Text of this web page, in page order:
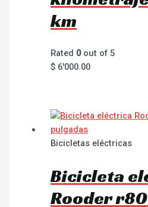
km
Rated 0out of 5
$ 6'000.00
Bicicletas eléctricas
Bicicleta
Rooder